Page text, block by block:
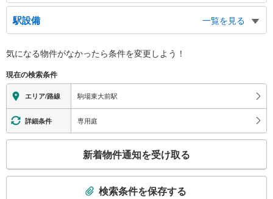
出口（東口）
駒場１・３丁目、東京大学教養学部、都立駒場高校
出口（西口）
駒場２～４丁目、東京大学 駒場２リサーチキャンパス、日本近代文学館、日
学医療センター大橋病院、駒場公園、駒場エミナース、都立国際高校、日本工
業大学駒場高校
駅設備
一覧を見る
※段差なしでの移動経路
地上⇔改札⇔ホーム：○
エレベータ
・ホーム⇔西口改札
トイレ
《多機能トイレ》
・点字案内（券売機・運賃表・階段手すり）
気になる物件がなかったら条件を変更しよう！
現在の検索条件
エリア/路線 駒場東大前駅
詳細条件 専用庭
検
新着物件通知を受け取る
検索条件を保存する